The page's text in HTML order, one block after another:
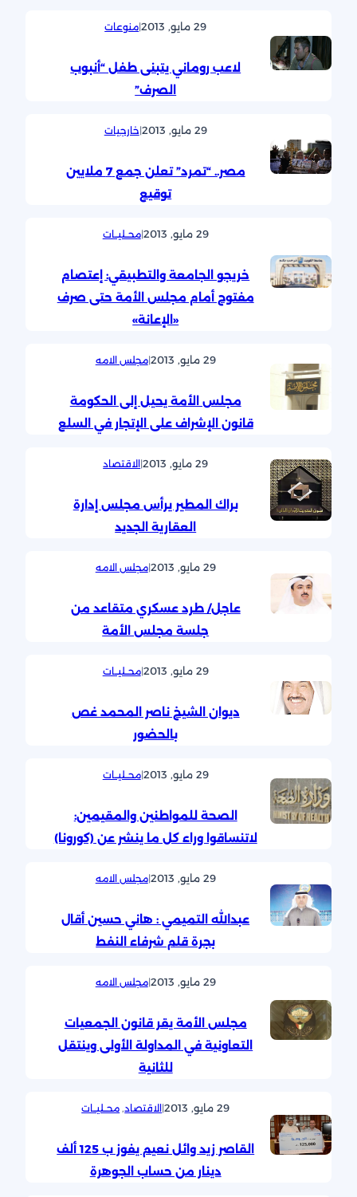
29 مايو, 2013 |منوعات
لاعب روماني يتبنى طفل “أنبوب
الصرف”
29 مايو, 2013 |خارجيات
مصر.. “تمرد” تعلن جمع 7 ملايين
توقيع
29 مايو, 2013 |محــليــات
خريجو الجامعة والتطبيقي: إعتصام
مفتوح أمام مجلس الأمة حتى صرف
«الإعانة»
29 مايو, 2013 |مجلس الامه
مجلس الأمة يحيل إلى الحكومة
قانون الإشراف على الإتجار في السلع
29 مايو, 2013 |الاقتصاد
براك المطير يرأس مجلس إدارة
العقارية الجديد
29 مايو, 2013 |مجلس الامه
عاجل/ طرد عسكري متقاعد من
جلسة مجلس الأمة
29 مايو, 2013 |محــليــات
ديوان الشيخ ناصر المحمد غص
بالحضور
29 مايو, 2013 |محــليــات
الصحة للمواطنين والمقيمين:
لاتنساقوا وراء كل ما ينشر عن (كورونا)
29 مايو, 2013 |مجلس الامه
عبدالله التميمي : هاني حسين أقال
بجرة قلم شرفاء النفط
29 مايو, 2013 |مجلس الامه
مجلس الأمة يقر قانون الجمعيات
التعاونية في المداولة الأولى وينتقل
للثانية
29 مايو, 2013 |الاقتصاد, محــليــات
القاصر زيد وائل نعيم يفوز ب 125 ألف
دينار من حساب الجوهرة